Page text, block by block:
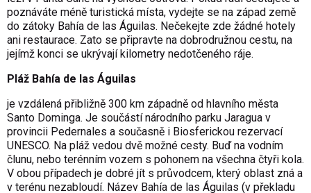
poznáváte méně turistická místa, vydejte se na západ země
do zátoky Bahía de las Águilas. Nečekejte zde žádné hotely
ani restaurace. Zato se připravte na dobrodružnou cestu, na
jejímž konci se ukrývají kilometry nedotčeného ráje.
Pláž Bahía de las Águilas
je vzdálená přibližně 300 km západně od hlavního města
Santo Dominga. Je součástí národního parku Jaragua v
provincii Pedernales a současně i Biosferickou rezervací
UNESCO. Na pláž vedou dvě možné cesty. Buď na vodním
člunu, nebo terénním vozem s pohonem na všechna čtyři kola.
V obou případech je dobré jít s průvodcem, který oblast zná a
v terénu nezabloudí. Název Bahía de las Águilas (v překladu